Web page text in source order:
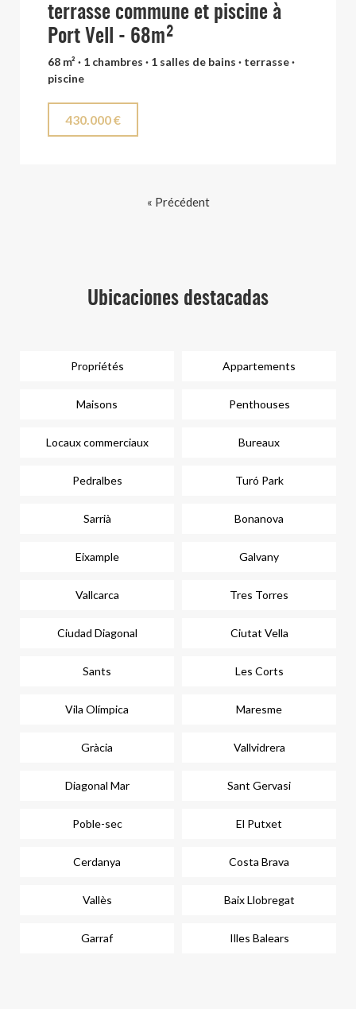
terrasse commune et piscine à
Port Vell - 68m²
68 m² · 1 chambres · 1 salles de bains · terrasse ·
piscine
430.000 €
« Précédent
Ubicaciones destacadas
Propriétés Appartements
Maisons Penthouses
Locaux commerciaux Bureaux
Pedralbes Turó Park
Sarrià Bonanova
Eixample Galvany
Vallcarca Tres Torres
Ciudad Diagonal Ciutat Vella
Sants Les Corts
Vila Olímpica Maresme
Gràcia Vallvidrera
Diagonal Mar Sant Gervasi
Poble-sec El Putxet
Cerdanya Costa Brava
Vallès Baix Llobregat
Garraf Illes Balears